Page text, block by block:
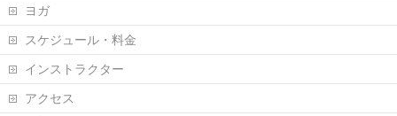
ヨガ
スケジュール・料金
インストラクター
アクセス